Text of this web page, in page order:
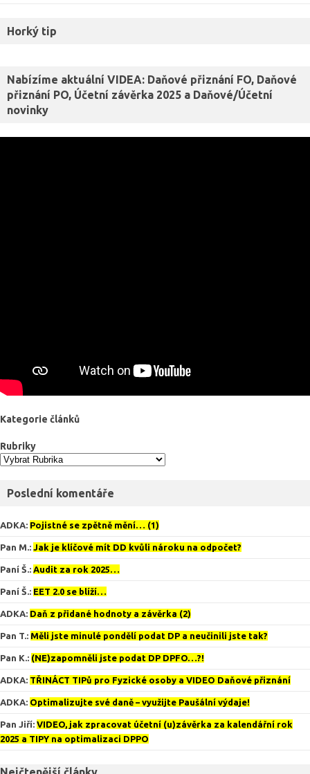
Horký tip
Nabízíme aktuální VIDEA: Daňové přiznání FO, Daňové
přiznání PO, Účetní závěrka 2025 a Daňové/Účetní
novinky
Kategorie článků
Rubriky
Poslední komentáře
ADKA: Pojistné se zpětně mění… (1)
Pan M.: Jak je klíčové mít DD kvůli nároku na odpočet?
Paní Š.: Audit za rok 2025…
Paní Š.: EET 2.0 se blíží…
ADKA: Daň z přidané hodnoty a závěrka (2)
Pan T.: Měli jste minulé pondělí podat DP a neučinili jste tak?
Pan K.: (NE)zapomněli jste podat DP DPFO…?!
ADKA: TŘINÁCT TIPů pro Fyzické osoby a VIDEO Daňové přiznání
ADKA: Optimalizujte své daně – využijte Paušální výdaje!
Pan Jiří: VIDEO, jak zpracovat účetní (u)závěrka za kalendářní rok
2025 a TIPY na optimalizaci DPPO